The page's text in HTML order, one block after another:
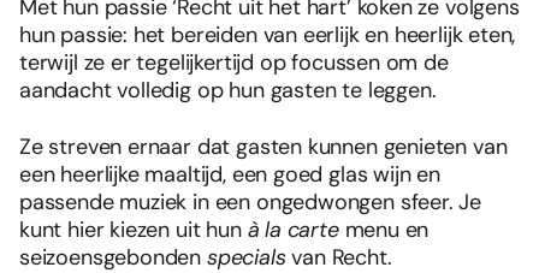
Met hun passie ‘Recht uit het hart’ koken ze volgens
hun passie: het bereiden van eerlijk en heerlijk eten,
terwijl ze er tegelijkertijd op focussen om de
aandacht volledig op hun gasten te leggen.
Ze streven ernaar dat gasten kunnen genieten van
een heerlijke maaltijd, een goed glas wijn en
passende muziek in een ongedwongen sfeer. Je
kunt hier kiezen uit hunà la cartemenu en
seizoensgebonden specialsvan Recht.